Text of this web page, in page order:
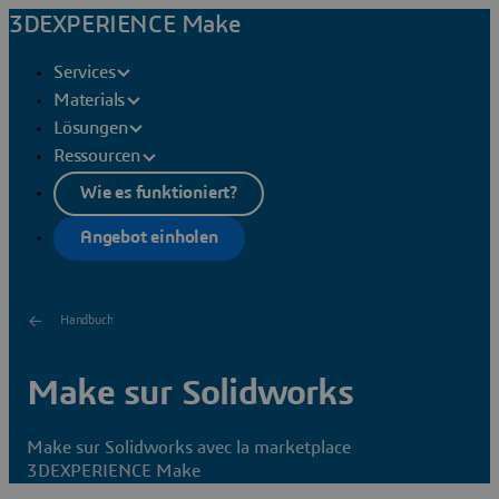
3DEXPERIENCE Make
Services
Materials
Lösungen
Ressourcen
Wie es funktioniert?
Angebot einholen
Handbuch
Make sur Solidworks
Make sur Solidworks avec la marketplace
3DEXPERIENCE Make